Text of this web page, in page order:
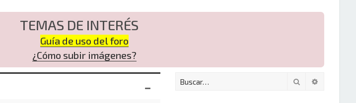
TEMAS DE INTERÉS
Guía de uso del foro
¿Cómo subir imágenes?
Buscar